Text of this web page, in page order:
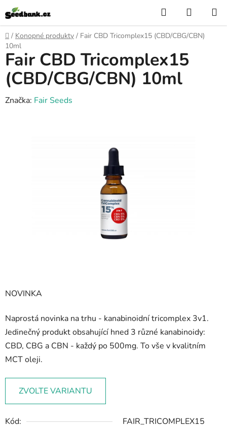
Přejít
na
obsah
Hledat
KOŠÍK
Domů
/ Konopné produkty / Fair CBD Tricomplex15 (CBD/CBG/CBN)
10ml
NOVINKA
Naprostá novinka na trhu - kanabinoidní tricomplex 3v1.
Jedinečný produkt obsahující hned 3 různé kanabinoidy:
CBD, CBG a CBN - každý po 500mg. To vše v kvalitním
MCT oleji.
ZVOLTE VARIANTU
Kód: FAIR_TRICOMPLEX15
Fair CBD Tricomplex15
(CBD/CBG/CBN) 10ml
Značka: Fair Seeds